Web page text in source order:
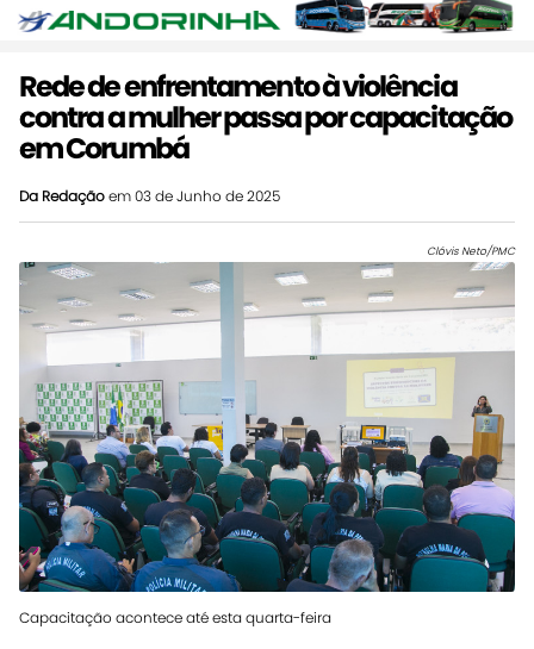
Rede de enfrentamento à violência
contra a mulher passa por capacitação
em Corumbá
Da Redaçãoem 03 de Junho de 2025
Clóvis Neto/PMC
Capacitação acontece até esta quarta-feira